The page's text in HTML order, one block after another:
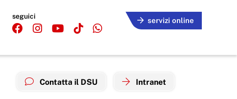
seguici
servizi online
Contatta il DSU Intranet